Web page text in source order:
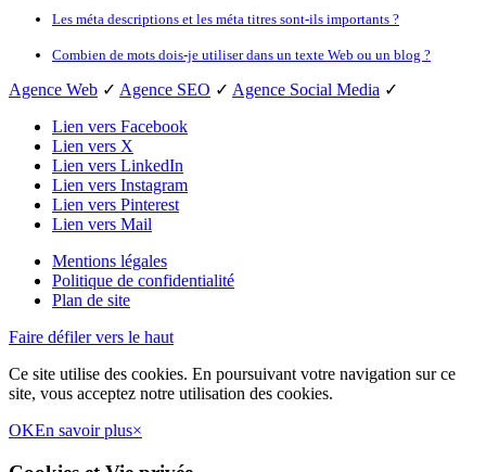
Les méta descriptions et les méta titres sont-ils importants ?
Combien de mots dois-je utiliser dans un texte Web ou un blog ?
Agence Web ✓ Agence SEO ✓ Agence Social Media ✓
Lien vers Facebook
Lien vers X
Lien vers LinkedIn
Lien vers Instagram
Lien vers Pinterest
Lien vers Mail
Mentions légales
Politique de confidentialité
Plan de site
Faire défiler vers le haut
Ce site utilise des cookies. En poursuivant votre navigation sur ce
site, vous acceptez notre utilisation des cookies.
OKEn savoir plus×